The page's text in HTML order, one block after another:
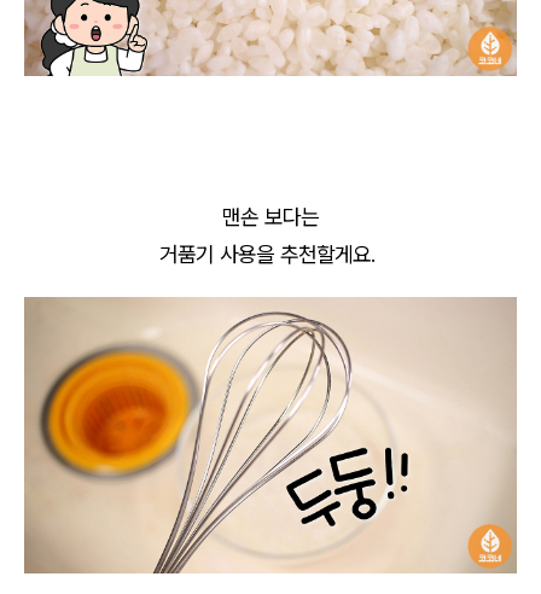
맨손 보다는
거품기 사용을 추천할게요.